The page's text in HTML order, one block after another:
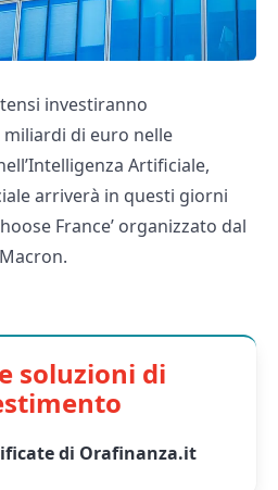
investiranno
di euro nelle
Artificiale,
arriverà in questi giorni
France’ organizzato dal
soluzioni di
di Orafinanza.it